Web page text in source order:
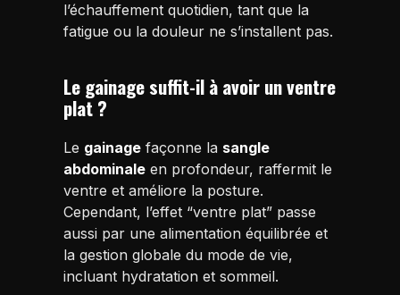
l’échauffement quotidien, tant que la
fatigue ou la douleur ne s’installent pas.
Le gainage suffit-il à avoir un ventre
plat ?
Le gainage façonne la sangle
abdominale en profondeur, raffermit le
ventre et améliore la posture.
Cependant, l’effet “ventre plat” passe
aussi par une alimentation équilibrée et
la gestion globale du mode de vie,
incluant hydratation et sommeil.